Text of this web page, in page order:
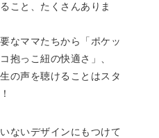
こと、たくさんありま
なママたちから「ポケッ
抱っこ紐の快適さ」、
の声を聴けることはスタ
ないデザインにもつけて